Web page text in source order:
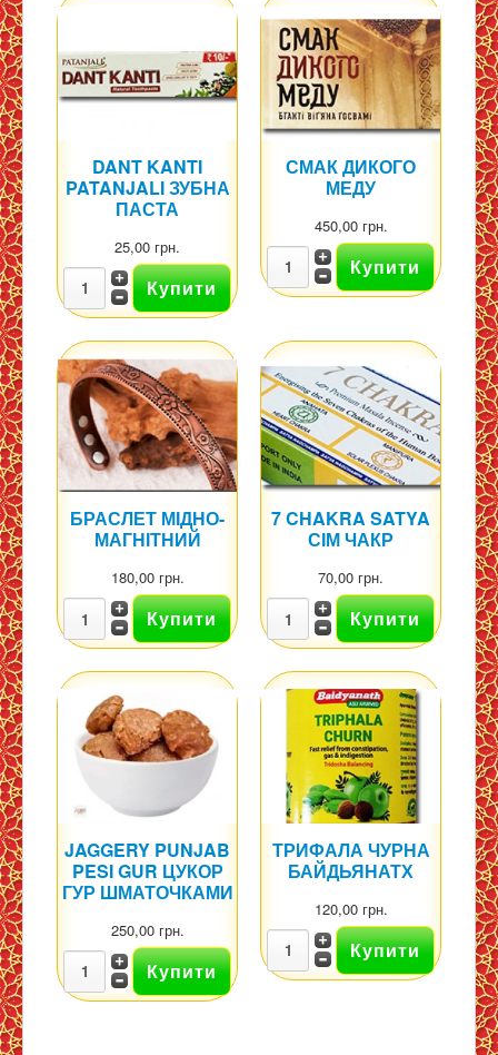
DANT KANTI
PATANJALI ЗУБНА
ПАСТА
25,00 грн.
СМАК ДИКОГО
МЕДУ
450,00 грн.
БРАСЛЕТ МІДНО-
МАГНІТНИЙ
180,00 грн.
7 CHAKRA SATYA
СІМ ЧАКР
70,00 грн.
JAGGERY PUNJAB
PESI GUR ЦУКОР
ГУР ШМАТОЧКАМИ
250,00 грн.
ТРИФАЛА ЧУРНА
БАЙДЬЯНАТХ
120,00 грн.